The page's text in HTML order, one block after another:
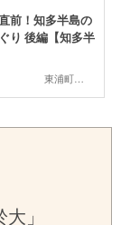
東浦町,阿久比町
前！知多半島の
り 後編【知多半
」